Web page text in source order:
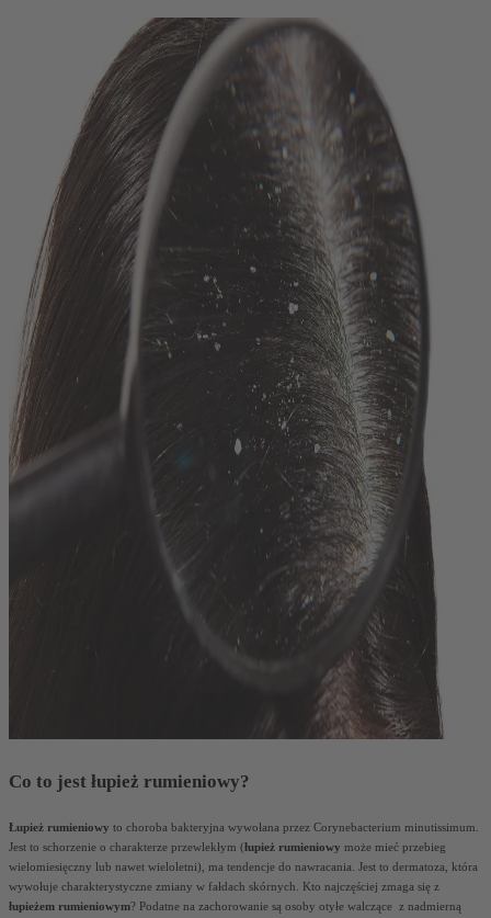
Co to jest łupież rumieniowy?
Łupież rumieniowy to choroba bakteryjna wywołana przez Corynebacterium minutissimum.
Jest to schorzenie o charakterze przewlekłym (łupież rumieniowy może mieć przebieg
wielomiesięczny lub nawet wieloletni), ma tendencje do nawracania. Jest to dermatoza, która
wywołuje charakterystyczne zmiany w fałdach skórnych. Kto najczęściej zmaga się z
łupieżem rumieniowym? Podatne na zachorowanie są osoby otyłe walczące z nadmierną